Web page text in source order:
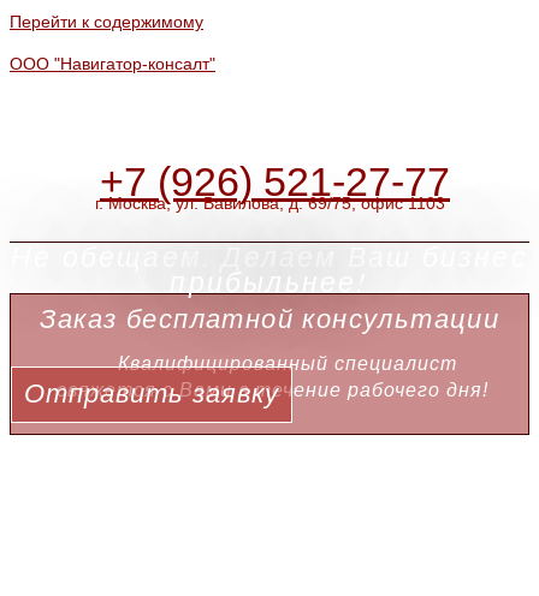
Перейти к содержимому
ООО "Навигатор-консалт"
+7 (926) 521-27-77
г. Москва, ул. Вавилова, д. 69/75, офис 1103
Не обещаем. Делаем Ваш бизнес
прибыльнее!
Заказ бесплатной консультации
Квалифицированный специалист
свяжется с Вами в течение рабочего дня!
Отправить заявку